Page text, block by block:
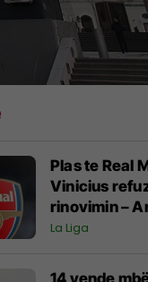
Plas te Real
Vinicius
rinovimin –
gati ofertën
La Liga